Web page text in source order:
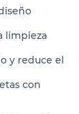
limpieza
y reduce el
con